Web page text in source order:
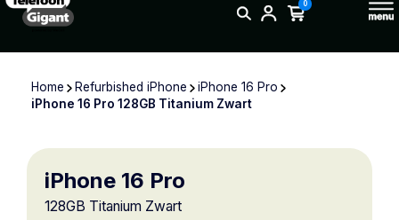
0
Home Refurbished iPhone
iPhone 16 Pro
iPhone 16 Pro 128GB Titanium Zwart
iPhone 16 Pro
128GB Titanium Zwart